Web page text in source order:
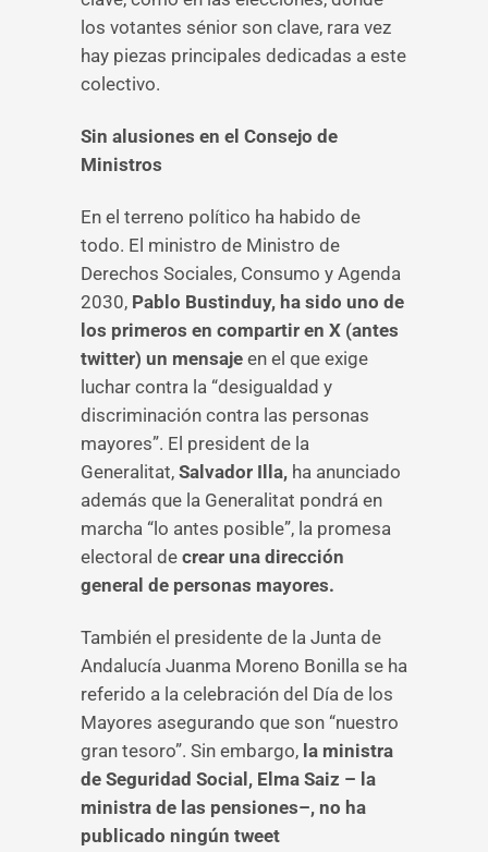
los votantes sénior son clave, rara vez
hay piezas principales dedicadas a este
colectivo.
Sin alusiones en el Consejo de
Ministros
En el terreno político ha habido de
todo. El ministro de Ministro de
Derechos Sociales, Consumo y Agenda
2030, Pablo Bustinduy, ha sido uno de
los primeros en compartir en X (antes
twitter) un mensaje en el que exige
luchar contra la “desigualdad y
discriminación contra las personas
mayores”. El president de la
Generalitat, Salvador Illa, ha anunciado
además que la Generalitat pondrá en
marcha “lo antes posible”, la promesa
electoral de crear una dirección
general de personas mayores.
También el presidente de la Junta de
Andalucía Juanma Moreno Bonilla se ha
referido a la celebración del Día de los
Mayores asegurando que son “nuestro
gran tesoro”. Sin embargo, la ministra
de Seguridad Social, Elma Saiz – la
ministra de las pensiones–, no ha
publicado ningún tweet